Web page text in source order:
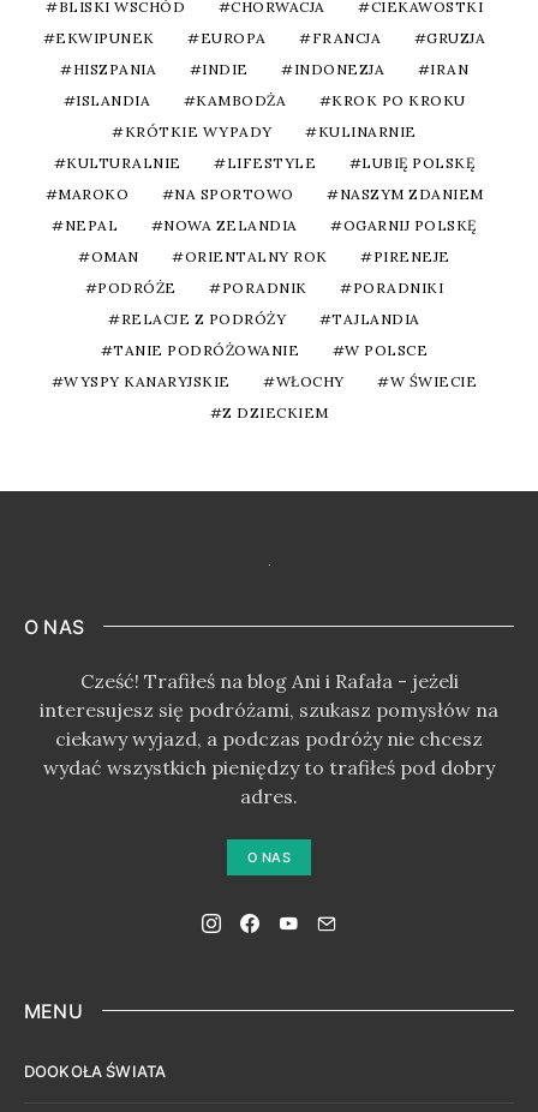
BLISKI WSCHÓD
CHORWACJA
CIEKAWOSTKI
EKWIPUNEK
EUROPA FRANCJA
GRUZJA
HISZPANIA
INDIE INDONEZJA
IRAN
ISLANDIA
KAMBODŻA
KROK PO KROKU
KRÓTKIE WYPADY
KULINARNIE
KULTURALNIE
LIFESTYLE
LUBIĘ POLSKĘ
MAROKO
NA SPORTOWO
NASZYM ZDANIEM
NEPAL
NOWA ZELANDIA
OGARNIJ POLSKĘ
OMAN
ORIENTALNY ROK
PIRENEJE
PODRÓŻE
PORADNIK
PORADNIKI
RELACJE Z PODRÓŻY
TAJLANDIA
TANIE PODRÓŻOWANIE
W POLSCE
WYSPY KANARYJSKIE
WŁOCHY
W ŚWIECIE
Z DZIECKIEM
O NAS
Cześć! Trafiłeś na blog Ani i Rafała - jeżeli
interesujesz się podróżami, szukasz pomysłów na
ciekawy wyjazd, a podczas podróży nie chcesz
wydać wszystkich pieniędzy to trafiłeś pod dobry
adres.
O NAS
MENU
DOOKOŁA ŚWIATA